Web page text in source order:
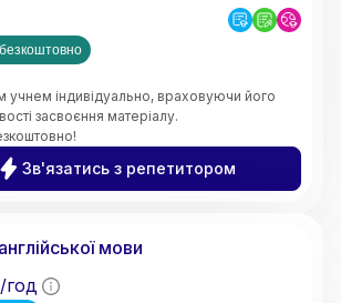
індивідуально, враховуючи його
засвоєння матеріалу.
Зв'язатись з репетитором
мови
год